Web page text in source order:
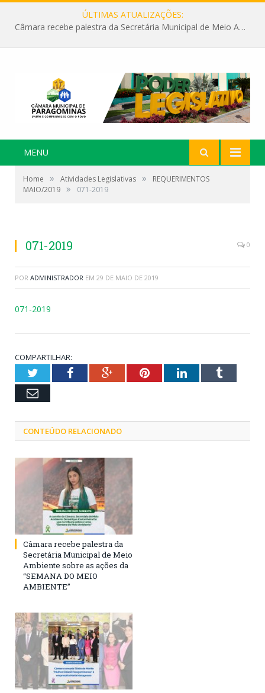
ÚLTIMAS ATUALIZAÇÕES:
Câmara recebe palestra da Secretária Municipal de Meio Ambiente sobre as ações da “SEMANA DO MEIO AMBIENTE”
MENU
Home » Atividades Legislativas »
REQUERIMENTOS
MAIO/2019 » 071-2019
071-2019 0
POR ADMINISTRADOR EM 29 DE MAIO DE 2019
071-2019
COMPARTILHAR:
TwitterFacebookGoogle+PinterestLinkedInTumblr
Email
CONTEÚDO RELACIONADO
Câmara recebe palestra da
Secretária Municipal de Meio
Ambiente sobre as ações da
“SEMANA DO MEIO
AMBIENTE”